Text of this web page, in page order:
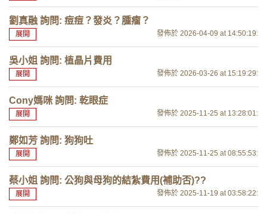
劉真融 詢問: 痘痘？發炎？腫瘤？
發佈於 2026-04-09 at 14:50:19:
展開
吳小姐 詢問: 植晶片費用
發佈於 2026-03-26 at 15:19:29:
展開
Cony媽咪 詢問: 乾眼症
發佈於 2025-11-25 at 13:28:01 :
展開
鄭如芳 詢問: 狗狗吐
發佈於 2025-11-25 at 08:55:53:
展開
蔡小姐 詢問: 公狗與母狗的結紮費用(補助否)??
發佈於 2025-11-19 at 03:58:22:
展開